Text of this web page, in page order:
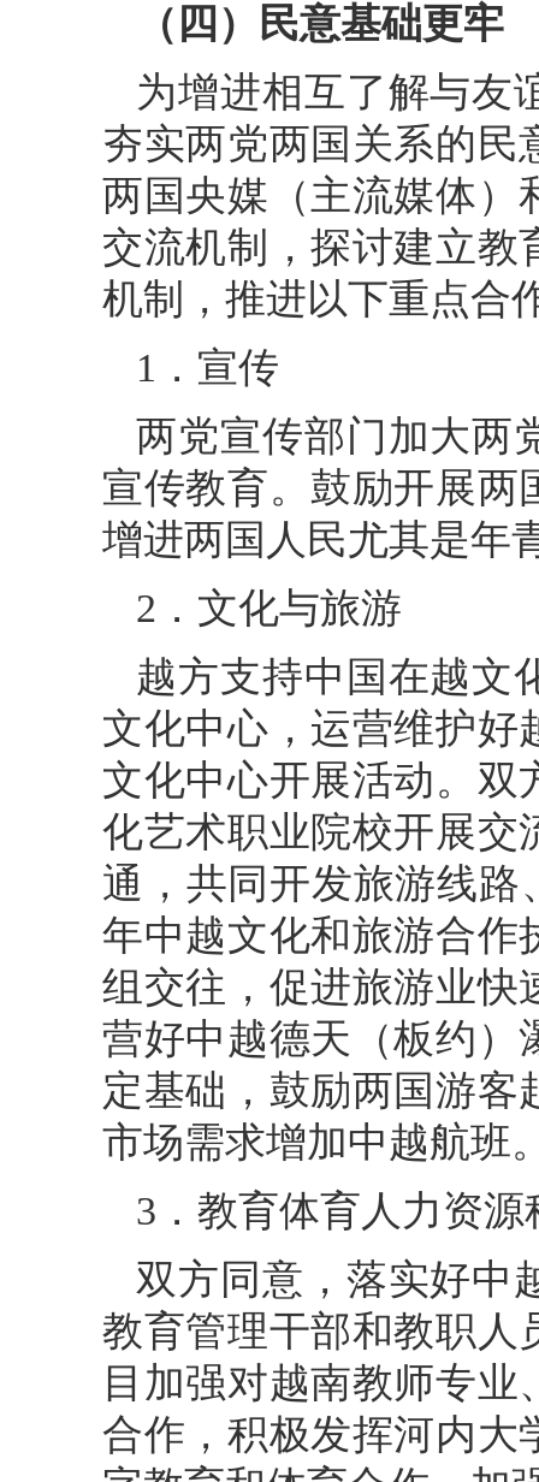
（四）民意基础更牢
为增进相互了解与友
夯实两党两国关系的民
两国央媒（主流媒体）
交流机制，探讨建立教
机制，推进以下重点合
1．宣传
两党宣传部门加大两
宣传教育。鼓励开展两
增进两国人民尤其是年
2．文化与旅游
越方支持中国在越文
文化中心，运营维护好
文化中心开展活动。双
化艺术职业院校开展交
通，共同开发旅游线路
年中越文化和旅游合作
组交往，促进旅游业快
营好中越德天（板约）
定基础，鼓励两国游客
市场需求增加中越航班
3．教育体育人力资源
双方同意，落实好中
教育管理干部和教职人
目加强对越南教师专
合作，积极发挥河内大